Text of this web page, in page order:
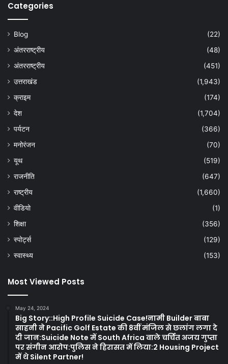
Categories
Blog
(22)
अंतरराष्ट्रीय
(48)
अंतरराष्ट्रीय
(451)
उत्तराखंड
(1,943)
क्राइम
(174)
देश
(1,704)
पर्यटन
(366)
मनोरंजन
(70)
यूथ
(519)
राजनीति
(647)
राष्ट्रीय
(1,660)
वीडियो
(1)
शिक्षा
(356)
स्पोर्ट्स
(129)
स्वास्थ्य
(153)
Most Viewed Posts
May 24, 2024
Big Story::High Profile Suicide Case!नामी Builder बाबा
साहनी ने Pacific Golf Estate की 8वीं मंजिल से छलांग लगा दे
दी जान:Suicide Note में South Africa वाले चर्चित अजय गुप्ता
पर संगीन आरोप:पुलिस ने हिरासत में लिया:2 Housing Project
में थे Silent Partner!